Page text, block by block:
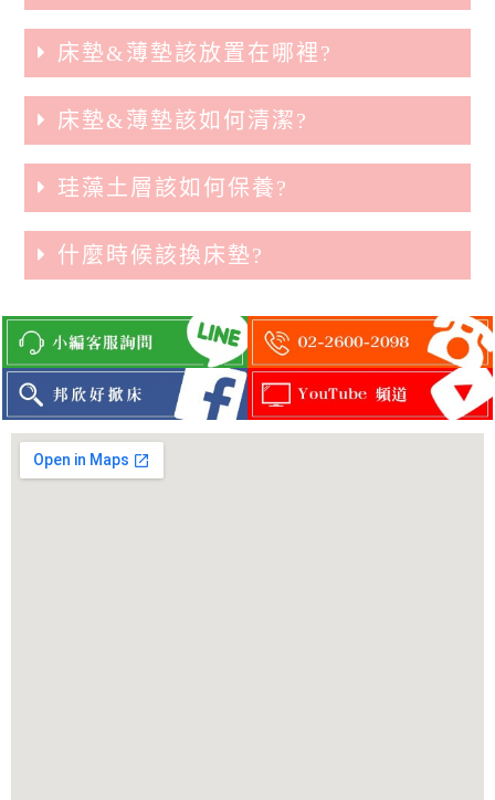
床墊&薄墊該放置在哪裡?
床墊&薄墊該如何清潔?
珪藻土層該如何保養?
什麼時候該換床墊?